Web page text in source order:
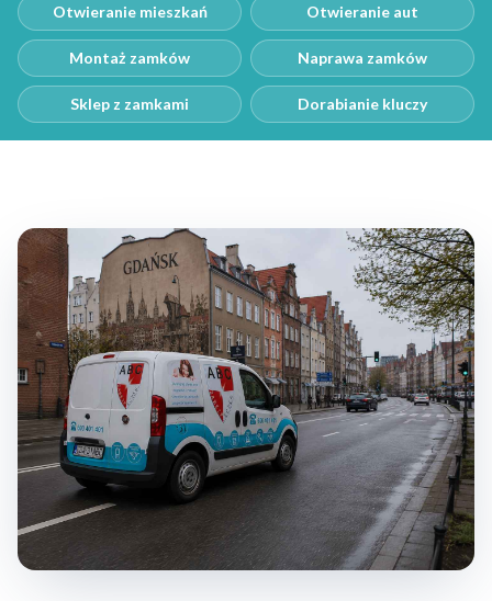
Otwieranie mieszkań Otwieranie aut
Montaż zamków Naprawa zamków
Sklep z zamkami Dorabianie kluczy